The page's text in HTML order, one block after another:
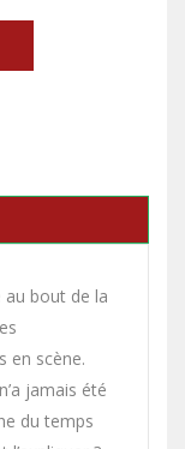
au bout de la
en scène.
jamais été
du temps